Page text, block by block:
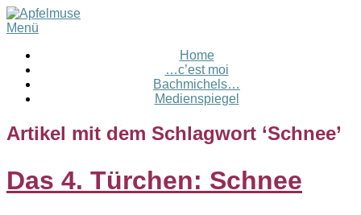
Menü
Home
…c’est moi
Bachmichels…
Medienspiegel
Artikel mit dem Schlagwort ‘Schnee’
Das 4. Türchen: Schnee